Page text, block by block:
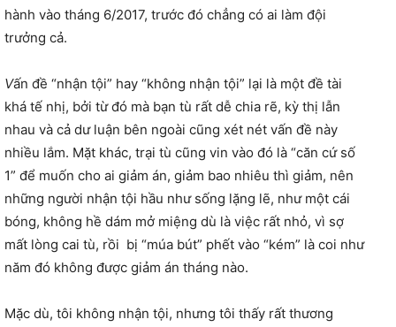
hành vào tháng 6/2017, trước đó chẳng có ai làm đội
trưởng cả.
Vấn đề “nhận tội” hay “không nhận tội” lại là một đề tài
khá tế nhị, bởi từ đó mà bạn tù rất dễ chia rẽ, kỳ thị lẫn
nhau và cả dư luận bên ngoài cũng xét nét vấn đề này
nhiều lắm. Mặt khác, trại tù cũng vin vào đó là “căn cứ số
1” để muốn cho ai giảm án, giảm bao nhiêu thì giảm, nên
những người nhận tội hầu như sống lặng lẽ, như một cái
bóng, không hề dám mở miệng dù là việc rất nhỏ, vì sợ
mất lòng cai tù, rồi bị “múa bút” phết vào “kém” là coi như
năm đó không được giảm án tháng nào.
Mặc dù, tôi không nhận tội, nhưng tôi thấy rất thương